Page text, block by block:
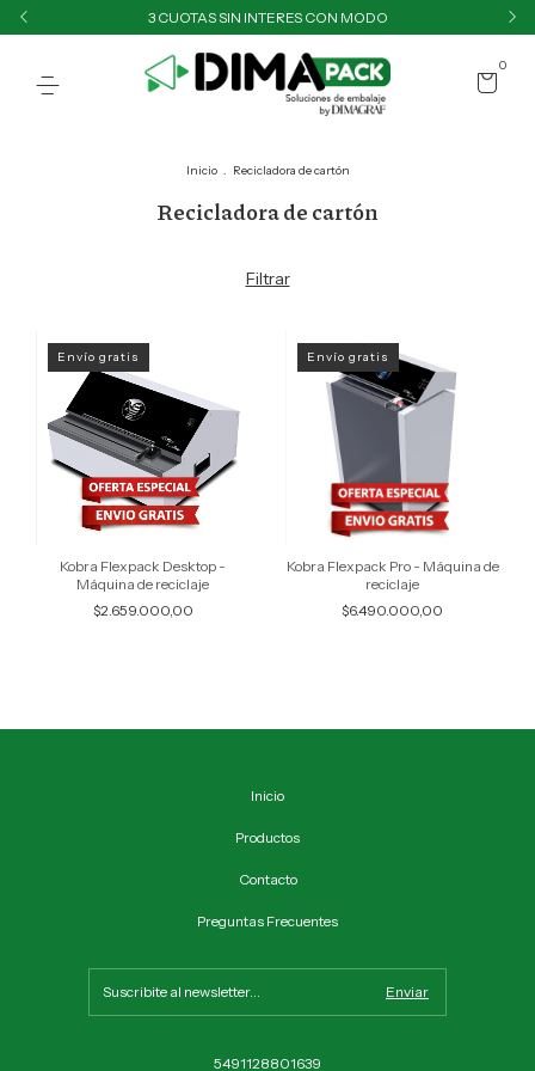
3 CUOTAS SIN INTERES CON MODO
0
Inicio . Recicladora de cartón
Recicladora de cartón
Filtrar
Envío gratis
Kobra Flexpack Desktop -
Máquina de reciclaje
$2.659.000,00
Envío gratis
Kobra Flexpack Pro - Máquina de
reciclaje
$6.490.000,00
Inicio
Productos
Contacto
Preguntas Frecuentes
5491128801639